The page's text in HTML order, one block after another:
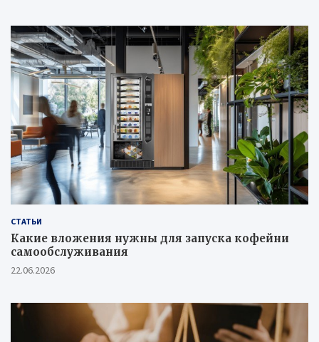
СТАТЬИ
Какие вложения нужны для запуска кофейни
самообслуживания
22.06.2026